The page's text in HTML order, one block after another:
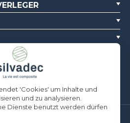
'Cookies' um Inhalte und
und zu analysieren.
Dienste benutzt werden dürfen